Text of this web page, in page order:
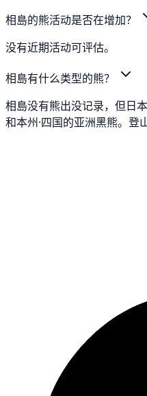
相島的熊活动是否在增加？
没有近期活动可评估。
相島有什么类型的熊？
相島没有熊出没记录，但日
和本州·四国的亚洲黑熊。登